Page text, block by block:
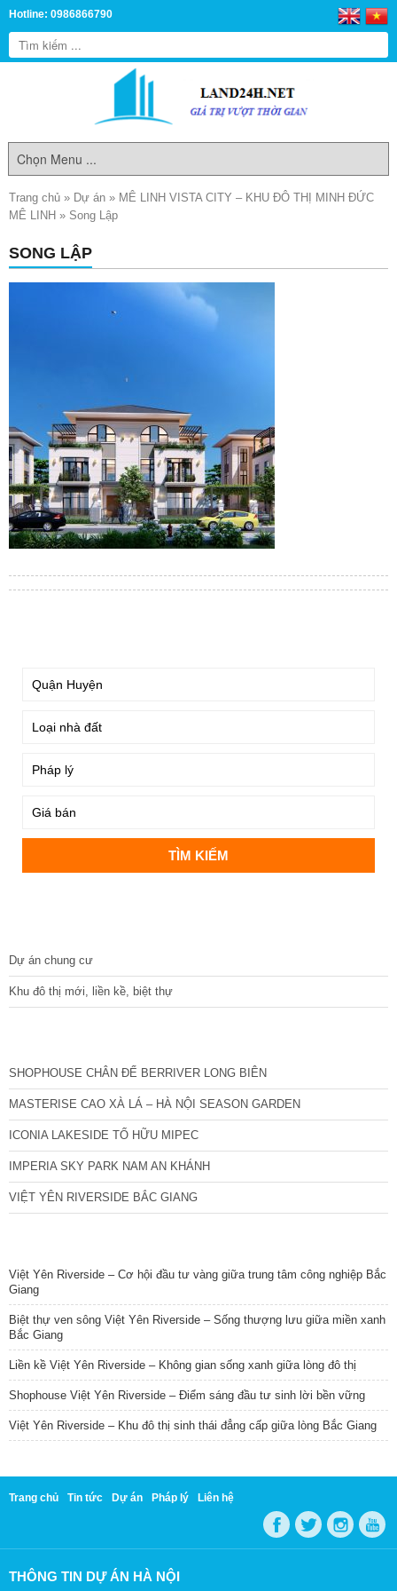
Hotline: 0986866790
Trang chủ » Dự án » MÊ LINH VISTA CITY – KHU ĐÔ THỊ MINH ĐỨC
MÊ LINH » Song Lập
SONG LẬP
Dự án chung cư
Khu đô thị mới, liền kề, biệt thự
SHOPHOUSE CHÂN ĐẾ BERRIVER LONG BIÊN
MASTERISE CAO XÀ LÁ – HÀ NỘI SEASON GARDEN
ICONIA LAKESIDE TỐ HỮU MIPEC
IMPERIA SKY PARK NAM AN KHÁNH
VIỆT YÊN RIVERSIDE BẮC GIANG
Việt Yên Riverside – Cơ hội đầu tư vàng giữa trung tâm công nghiệp Bắc
Giang
Biệt thự ven sông Việt Yên Riverside – Sống thượng lưu giữa miền xanh
Bắc Giang
Liền kề Việt Yên Riverside – Không gian sống xanh giữa lòng đô thị
Shophouse Việt Yên Riverside – Điểm sáng đầu tư sinh lời bền vững
Việt Yên Riverside – Khu đô thị sinh thái đẳng cấp giữa lòng Bắc Giang
Trang chủ Tin tức Dự án Pháp lý Liên hệ
THÔNG TIN DỰ ÁN HÀ NỘI